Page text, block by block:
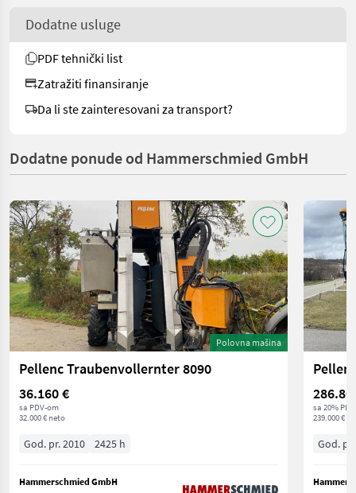
Dodatne usluge
PDF tehnički list
Zatražiti finansiranje
Da li ste zainteresovani za transport?
Dodatne ponude od Hammerschmied GmbH
Polovna mašina
Pellenc Traubenvollernter 8090
36.160 €
sa PDV-om
32.000 € neto
God. pr. 2010 2425 h
Hammerschmied GmbH
sa 20%
239.000 €
God.